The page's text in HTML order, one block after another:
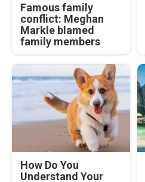
Famous family
conflict: Meghan
Markle blamed
family members
How Do You
Understand Your